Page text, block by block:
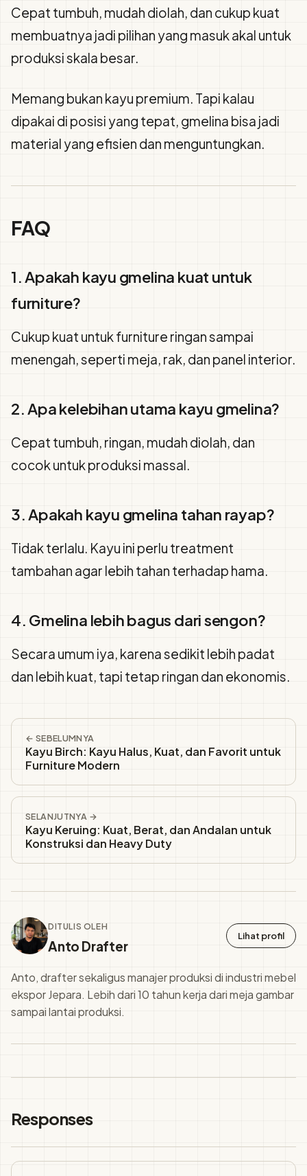
Cepat tumbuh, mudah diolah, dan cukup kuat
membuatnya jadi pilihan yang masuk akal untuk
produksi skala besar.
Memang bukan kayu premium. Tapi kalau
dipakai di posisi yang tepat, gmelina bisa jadi
material yang efisien dan menguntungkan.
FAQ
1. Apakah kayu gmelina kuat untuk
furniture?
Cukup kuat untuk furniture ringan sampai
menengah, seperti meja, rak, dan panel interior.
2. Apa kelebihan utama kayu gmelina?
Cepat tumbuh, ringan, mudah diolah, dan
cocok untuk produksi massal.
3. Apakah kayu gmelina tahan rayap?
Tidak terlalu. Kayu ini perlu treatment
tambahan agar lebih tahan terhadap hama.
4. Gmelina lebih bagus dari sengon?
Secara umum iya, karena sedikit lebih padat
dan lebih kuat, tapi tetap ringan dan ekonomis.
← SEBELUMNYA
Kayu Birch: Kayu Halus, Kuat, dan Favorit untuk
Furniture Modern
SELANJUTNYA →
Kayu Keruing: Kuat, Berat, dan Andalan untuk
Konstruksi dan Heavy Duty
DITULIS OLEH
Anto Drafter
Lihat profil
Anto, drafter sekaligus manajer produksi di industri mebel
ekspor Jepara. Lebih dari 10 tahun kerja dari meja gambar
sampai lantai produksi.
Responses